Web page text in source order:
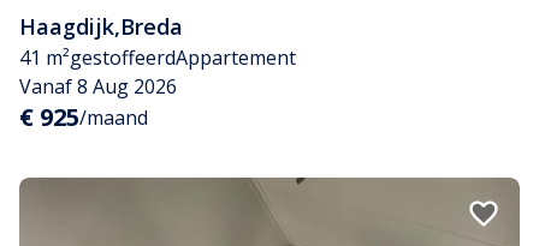
Haagdijk,Breda
41 m²gestoffeerdAppartement
Vanaf 8 Aug 2026
€ 925/maand